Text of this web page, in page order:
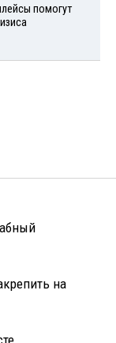
помогут
на